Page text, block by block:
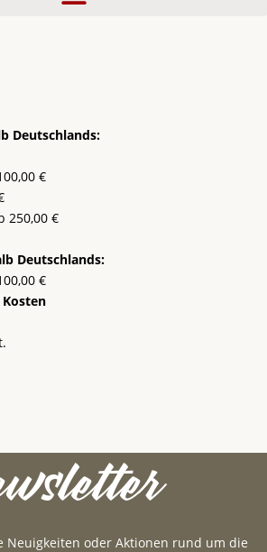
Deutschlands:
€
250,00 €
Deutschlands:
€
Neuigkeiten oder Aktionen rund um die